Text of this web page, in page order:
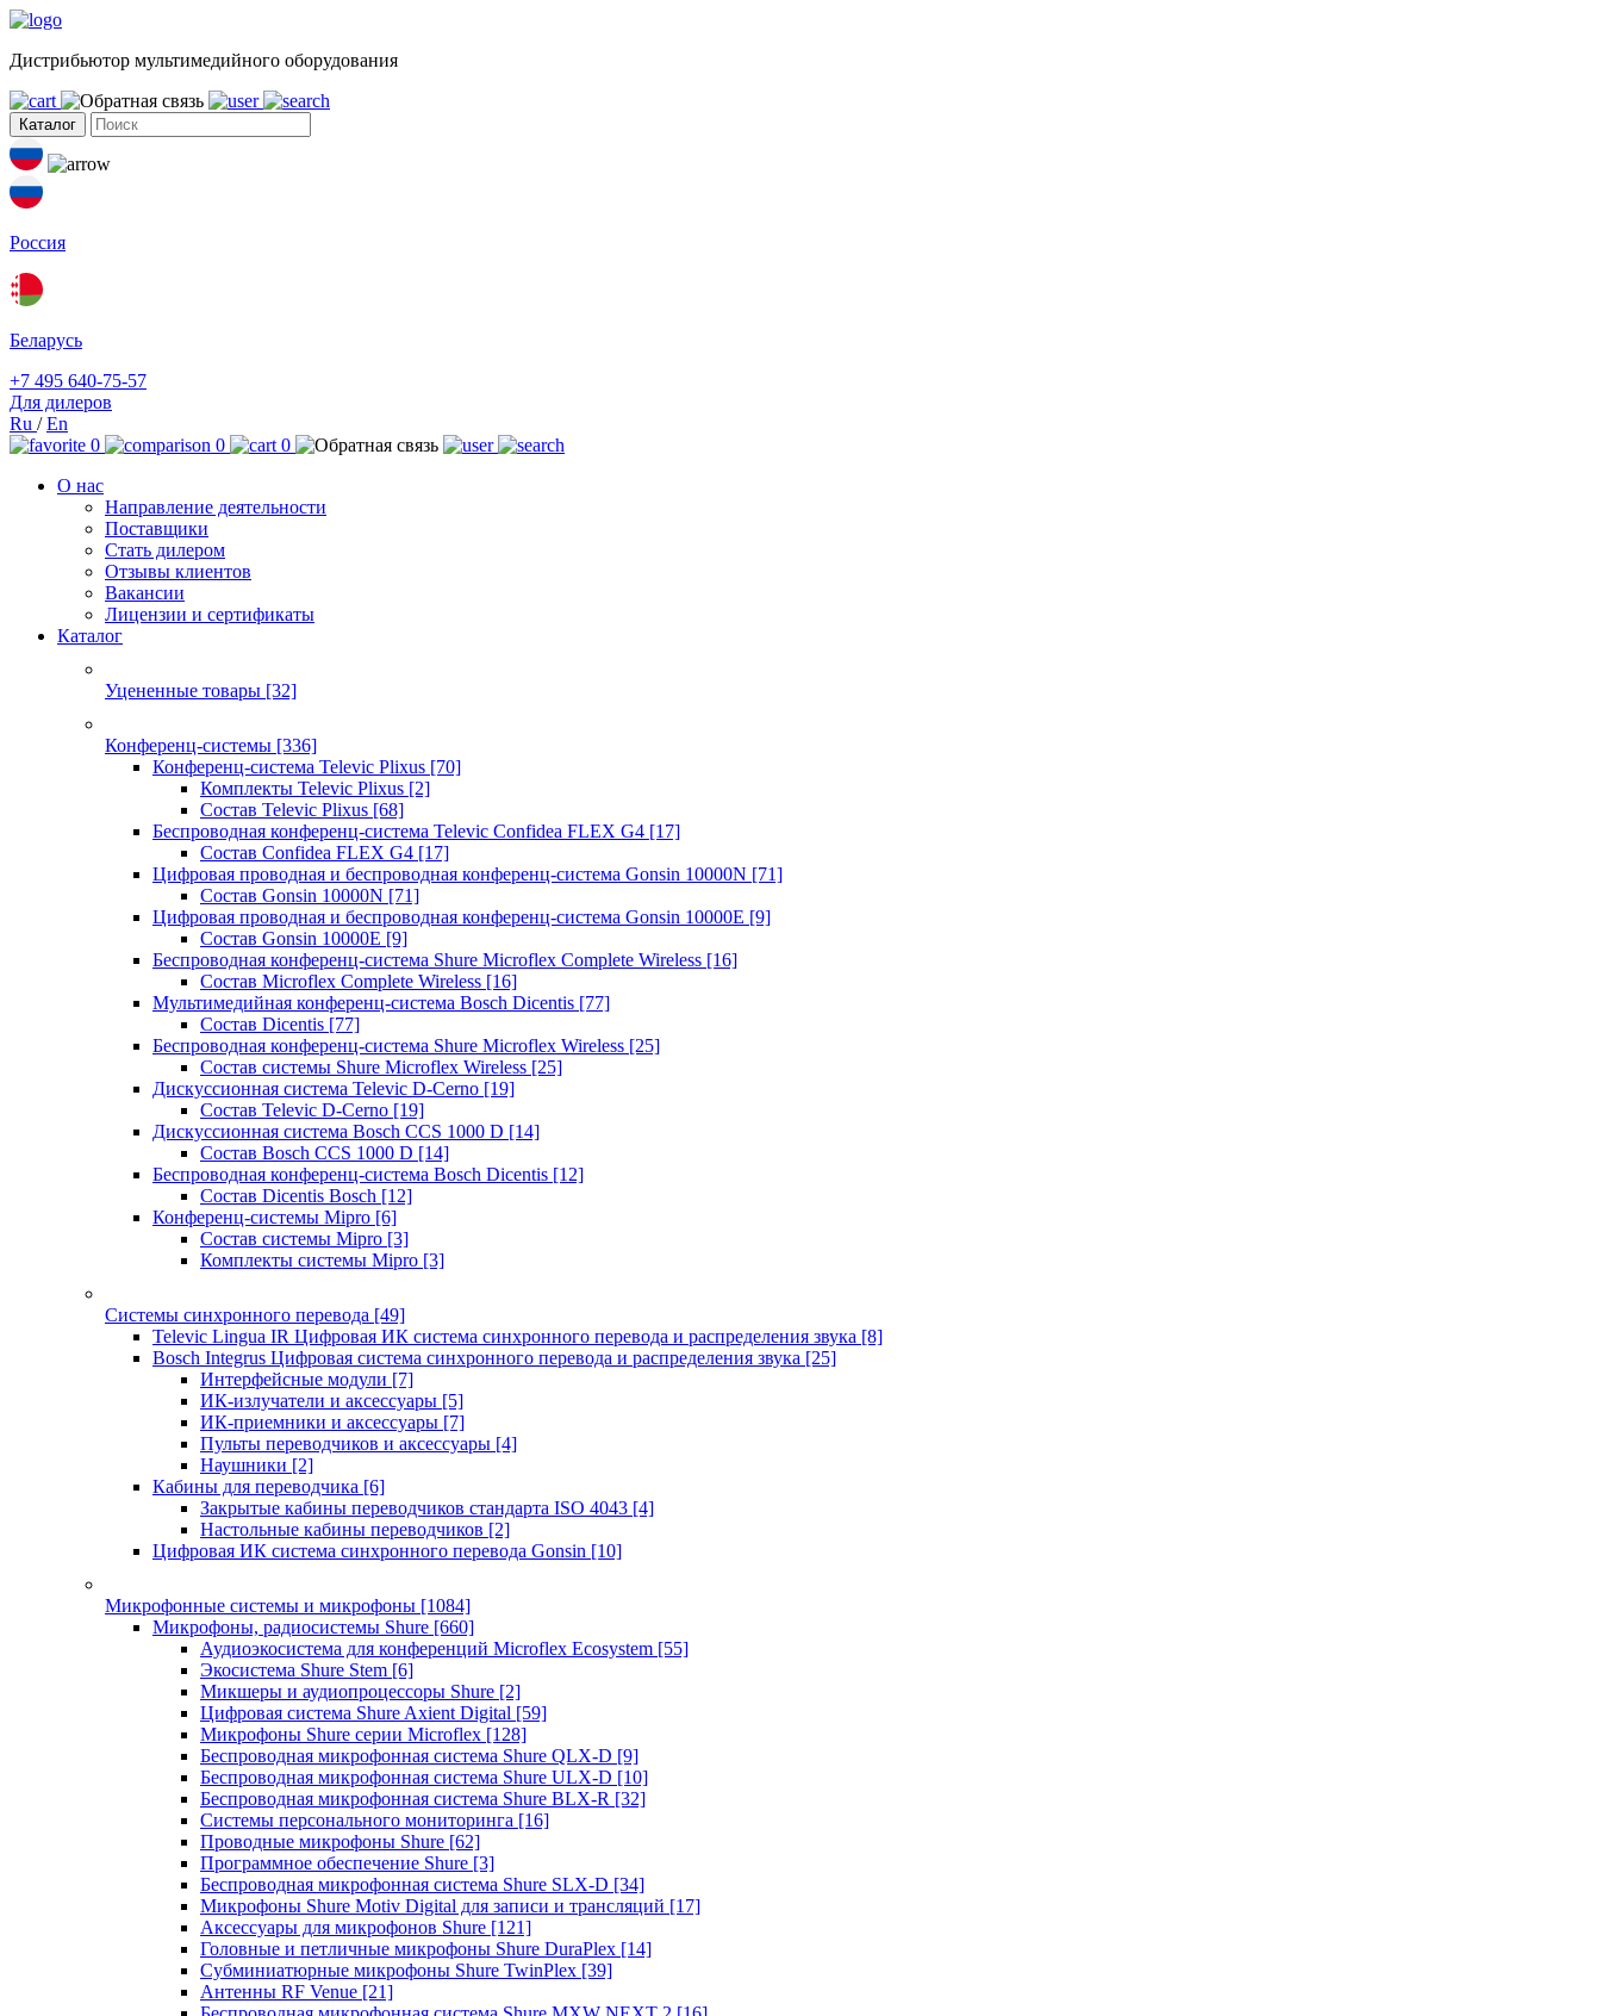
Дистрибьютор мультимедийного оборудования
Каталог
Россия
Беларусь
+7 495 640-75-57
Для дилеров
Ru /En
0
0
0
О нас
Направление деятельности
Поставщики
Стать дилером
Отзывы клиентов
Вакансии
Лицензии и сертификаты
Каталог
Уцененные товары [32]
Конференц-системы [336]
Конференц-система Televic Plixus [70]
Комплекты Televic Plixus [2]
Состав Televic Plixus [68]
Беспроводная конференц-система Televic Confidea FLEX G4 [17]
Состав Confidea FLEX G4 [17]
Цифровая проводная и беспроводная конференц-система Gonsin 10000N [71]
Состав Gonsin 10000N [71]
Цифровая проводная и беспроводная конференц-система Gonsin 10000E [9]
Состав Gonsin 10000E [9]
Беспроводная конференц-система Shure Microflex Complete Wireless [16]
Состав Microflex Complete Wireless [16]
Мультимедийная конференц-система Bosch Dicentis [77]
Состав Dicentis [77]
Беспроводная конференц-система Shure Microflex Wireless [25]
Состав системы Shure Microflex Wireless [25]
Дискуссионная система Televic D-Cerno [19]
Состав Televic D-Cerno [19]
Дискуссионная система Bosch CCS 1000 D [14]
Состав Bosch CCS 1000 D [14]
Беспроводная конференц-система Bosch Dicentis [12]
Состав Dicentis Bosch [12]
Конференц-системы Mipro [6]
Состав системы Mipro [3]
Комплекты системы Mipro [3]
Системы синхронного перевода [49]
Televic Lingua IR Цифровая ИК система синхронного перевода и распределения звука [8]
Bosch Integrus Цифровая система синхронного перевода и распределения звука [25]
Интерфейсные модули [7]
ИК-излучатели и аксессуары [5]
ИК-приемники и аксессуары [7]
Пульты переводчиков и аксессуары [4]
Наушники [2]
Кабины для переводчика [6]
Закрытые кабины переводчиков стандарта ISO 4043 [4]
Настольные кабины переводчиков [2]
Цифровая ИК система синхронного перевода Gonsin [10]
Микрофонные системы и микрофоны [1084]
Микрофоны, радиосистемы Shure [660]
Аудиоэкосистема для конференций Microflex Ecosystem [55]
Экосистема Shure Stem [6]
Микшеры и аудиопроцессоры Shure [2]
Цифровая система Shure Axient Digital [59]
Микрофоны Shure серии Microflex [128]
Беспроводная микрофонная система Shure QLX-D [9]
Беспроводная микрофонная система Shure ULX-D [10]
Беспроводная микрофонная система Shure BLX-R [32]
Системы персонального мониторинга [16]
Проводные микрофоны Shure [62]
Программное обеспечение Shure [3]
Беспроводная микрофонная система Shure SLX-D [34]
Микрофоны Shure Motiv Digital для записи и трансляций [17]
Аксессуары для микрофонов Shure [121]
Головные и петличные микрофоны Shure DuraPlex [14]
Субминиатюрные микрофоны Shure TwinPlex [39]
Антенны RF Venue [21]